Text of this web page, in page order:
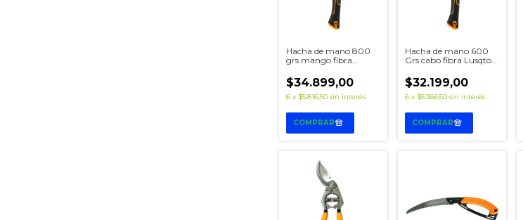
Hacha de mano 800
grs mango fibra
$34.899,00
6 x $5.816,50 sin interés
Hacha de mano 600
Grs cabo fibra Lusqtoff
$32.199,00
6 x $5.366,50 sin interés